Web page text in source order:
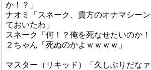
か！？」
ナオミ「スネーク、貴方のオナマシー
ておいたわ」
スネーク「何！？俺を死なせたいのか！
２ちゃん「死ぬのかよｗｗｗｗ」
マスター（リキッド）「久しぶりだなァ